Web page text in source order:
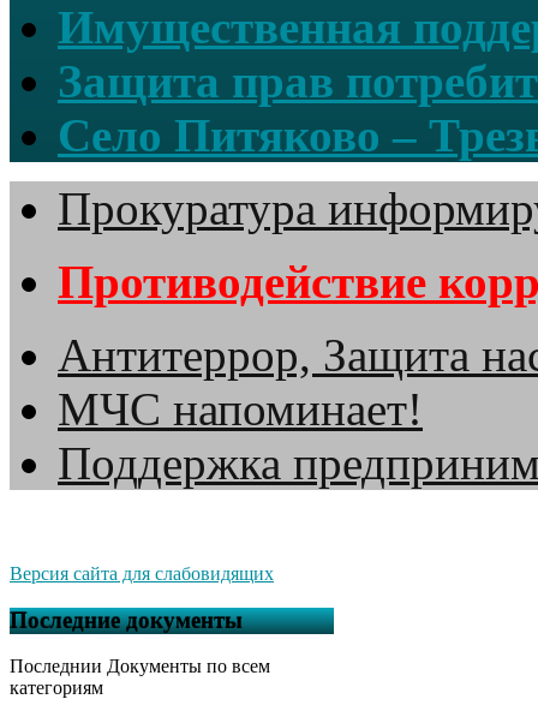
Имущественная
Защита прав
Село Питяково –
Прокуратура
Противодействие
Антитеррор, Защита
МЧС напоминает!
Поддержка
Версия сайта для слабовидящих
Последние документы
Последнии Документы по всем
категориям